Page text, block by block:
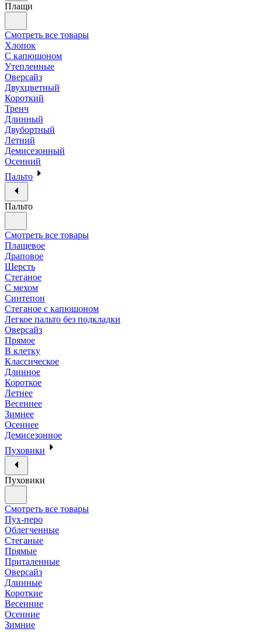
Плащи
Смотреть все товары
Хлопок
С капюшоном
Утепленные
Оверсайз
Двухцветный
Короткий
Тренч
Длинный
Двубортный
Летний
Демисезонный
Осенний
Пальто
Пальто
Смотреть все товары
Плащевое
Драповое
Шерсть
Стеганое
С мехом
Синтепон
Стеганое с капюшоном
Легкое пальто без подкладки
Оверсайз
Прямое
В клетку
Классическое
Длинное
Короткое
Летнее
Весеннее
Зимнее
Осеннее
Демисезонное
Пуховики
Пуховики
Смотреть все товары
Пух-перо
Облегченные
Стеганые
Прямые
Приталенные
Оверсайз
Длинные
Короткие
Весенние
Осенние
Зимние